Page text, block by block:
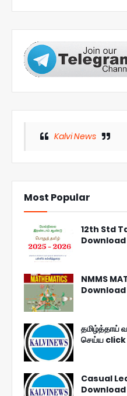
Kalvi News
Most Popular
12th Std
NMMS
Download
தமிழ்த்தாய்
செய்ய
Casual
Download